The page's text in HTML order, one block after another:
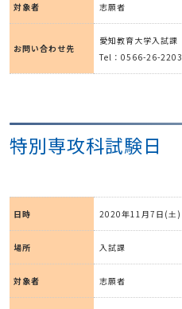
対象者 志願者
お問い合わせ先
愛知教育大学入試課
Tel：0566-26-2203
特別専攻科試験日
日時 2020年11月7日(土)
場所 入試課
対象者 志願者